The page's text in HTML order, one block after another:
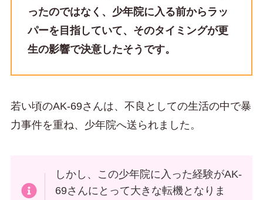
ったのではなく、少年院に入る前からラッ
パーを目指していて、そのタイミングが更
生の影響で決意したそうです。
若い頃のAK-69さんは、不良としての生活の中で暴
力事件を重ね、少年院へ送られました。
しかし、この少年院に入った経験がAK-
69さんにとって大きな転機となりま